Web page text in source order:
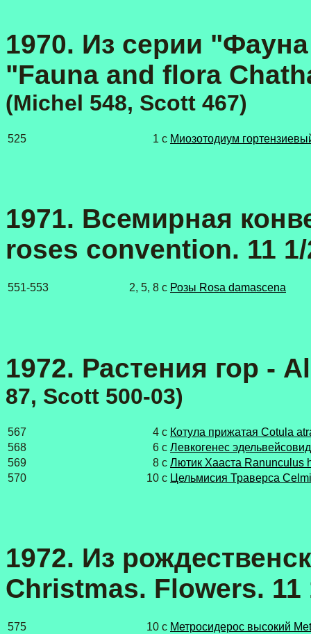
1970. Из серии
"Fauna and flora
(Michel 548, Scott 467)
525 1 с Миозотодиум
1971. Всемирная
roses convention. 11
551-553 2, 5, 8 с Розы Rosa damascena
1972. Растения гор -
87, Scott 500-03)
567 4 с Котула прижатая Cotula
568
6 с Левкогенес
569
8 с Лютик Хааста Ranunculus
570
10 с Цельмисия Траверса
1972. Из
Christmas. Flowers.
575 10 с Метросидерос высокий